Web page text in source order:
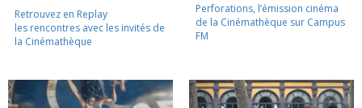
Retrouvez en Replay
les rencontres avec les invités de
la Cinémathèque
Perforations, l’émission cinéma
de la Cinémathèque sur Campus
FM